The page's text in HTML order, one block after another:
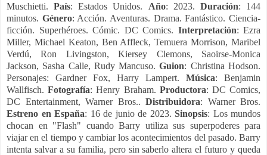
Muschietti.País: Estados Unidos. Año: 2023. Duración: 144
minutos. Género: Acción. Aventuras. Drama. Fantástico. Ciencia-
ficción. Superhéroes. Cómic. DC Comics. Interpretación: Ezra
Miller, Michael Keaton, Ben Affleck, Temuera Morrison, Maribel
Verdú, Ron Livingston, Kiersey Clemons, Saoirse-Monica
Jackson, Sasha Calle, Rudy Mancuso.Guion: Christina Hodson.
Personajes: Gardner Fox, Harry Lampert. Música: Benjamin
Wallfisch.Fotografía: Henry Braham. Productora: DC Comics,
DC Entertainment, Warner Bros.. Distribuidora: Warner Bros.
Estreno en España: 16 de junio de 2023. Sinopsis: Los mundos
chocan en "Flash" cuando Barry utiliza sus superpoderes para
viajar en el tiempo y cambiar los acontecimientos del pasado. Barry
intenta salvar a su familia, pero sin saberlo altera el futuro y queda